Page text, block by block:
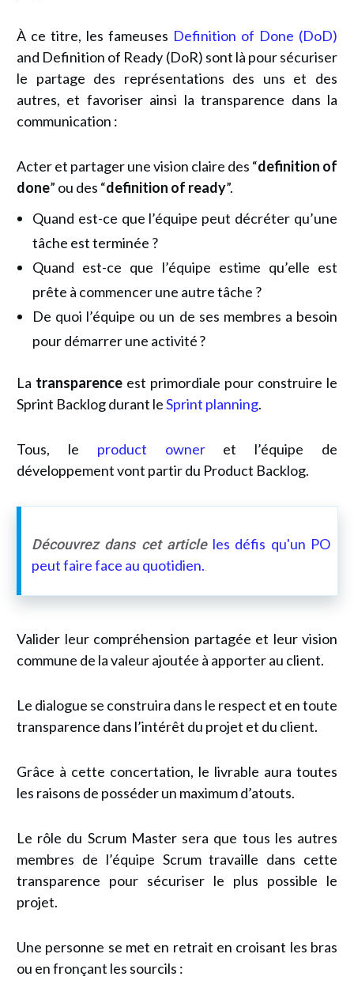
À ce titre, les fameuses Definition of Done (DoD)
and Definition of Ready (DoR) sont là pour sécuriser
le partage des représentations des uns et des
autres, et favoriser ainsi la transparence dans la
communication :
Acter et partager une vision claire des “definition of
done” ou des “definition of ready”.
Quand est-ce que l’équipe peut décréter qu’une
tâche est terminée ?
Quand est-ce que l’équipe estime qu’elle est
prête à commencer une autre tâche ?
De quoi l’équipe ou un de ses membres a besoin
pour démarrer une activité ?
La transparence est primordiale pour construire le
Sprint Backlog durant leSprint planning.
Tous, le product owner et l’équipe de
développement vont partir du Product Backlog.
Découvrez dans cet article les défis qu'un PO
peut faire face au quotidien.
Valider leur compréhension partagée et leur vision
commune de la valeur ajoutée à apporter au client.
Le dialogue se construira dans le respect et en toute
transparence dans l’intérêt du projet et du client.
Grâce à cette concertation, le livrable aura toutes
les raisons de posséder un maximum d’atouts.
Le rôle du Scrum Master sera que tous les autres
membres de l’équipe Scrum travaille dans cette
transparence pour sécuriser le plus possible le
projet.
Une personne se met en retrait en croisant les bras
ou en fronçant les sourcils :